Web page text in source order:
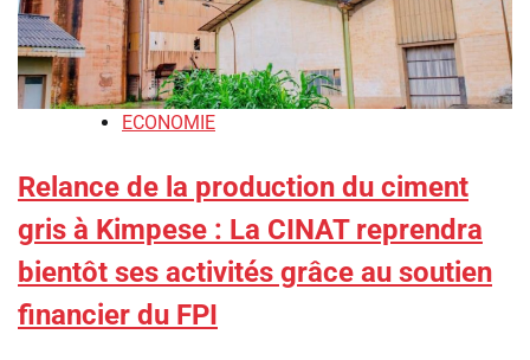
ECONOMIE
Relance de la production du ciment
gris à Kimpese : La CINAT reprendra
bientôt ses activités grâce au soutien
financier du FPI